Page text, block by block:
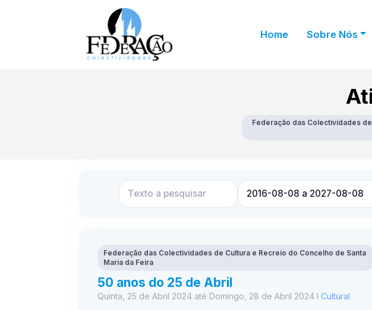
Home Sobre Nós
Federação das Colectividades
Federação das Colectividades de Cultura e Recreio do Concelho de Santa
Maria da Feira
50 anos do 25 de Abril
Quinta, 25 de Abril 2024 até Domingo, 28 de Abril 2024 I Cultural